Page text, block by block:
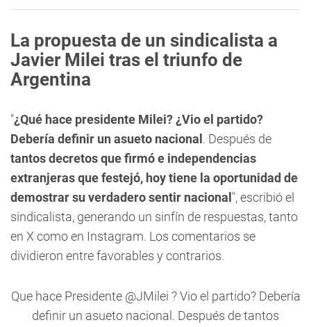
La propuesta de un sindicalista a
Javier Milei tras el triunfo de
Argentina
"¿Qué hace presidente Milei? ¿Vio el partido?
Debería definir un asueto nacional . Después de
tantos decretos que firmó e independencias
extranjeras que festejó, hoy tiene la oportunidad de
demostrar su verdadero sentir nacional ", escribió el
sindicalista, generando un sinfín de respuestas, tanto
en X como en Instagram. Los comentarios se
dividieron entre favorables y contrarios.
Que hace Presidente @JMilei ? Vio el partido? Debería
definir un asueto nacional. Después de tantos